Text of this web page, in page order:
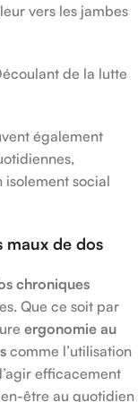
vers les jambes
de la lutte
également
isolement social
maux de dos
chroniques
Que ce soit par
ergonomie au
comme l’utilisation
efficacement
être au quotidien